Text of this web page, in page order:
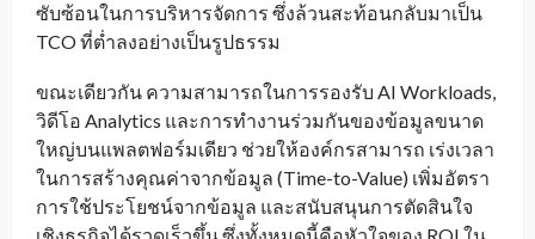
ซับซ้อนในการบริหารจัดการ ซึ่งล้วนสะท้อนกลับมาเป็น
TCO ที่ต่ำลงอย่างเป็นรูปธรรม
ขณะเดียวกัน ความสามารถในการรองรับ AI Workloads,
วิดีโอ Analytics และการทำงานร่วมกันของข้อมูลขนาด
ใหญ่บนแพลตฟอร์มเดียว ช่วยให้องค์กรสามารถ เร่งเวลา
ในการสร้างคุณค่าจากข้อมูล (Time-to-Value) เพิ่มอัตรา
การใช้ประโยชน์จากข้อมูล และสนับสนุนการตัดสินใจ